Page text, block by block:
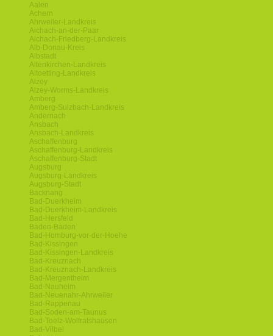
Aalen
Achern
Ahrweiler-Landkreis
Aichach-an-der-Paar
Aichach-Friedberg-Landkreis
Alb-Donau-Kreis
Albstadt
Altenkirchen-Landkreis
Altoetting-Landkreis
Alzey
Alzey-Worms-Landkreis
Amberg
Amberg-Sulzbach-Landkreis
Andernach
Ansbach
Ansbach-Landkreis
Aschaffenburg
Aschaffenburg-Landkreis
Aschaffenburg-Stadt
Augsburg
Augsburg-Landkreis
Augsburg-Stadt
Backnang
Bad-Duerkheim
Bad-Duerkheim-Landkreis
Bad-Hersfeld
Baden-Baden
Bad-Homburg-vor-der-Hoehe
Bad-Kissingen
Bad-Kissingen-Landkreis
Bad-Kreuznach
Bad-Kreuznach-Landkreis
Bad-Mergentheim
Bad-Nauheim
Bad-Neuenahr-Ahrweiler
Bad-Rappenau
Bad-Soden-am-Taunus
Bad-Toelz-Wolfratshausen
Bad-Vilbel